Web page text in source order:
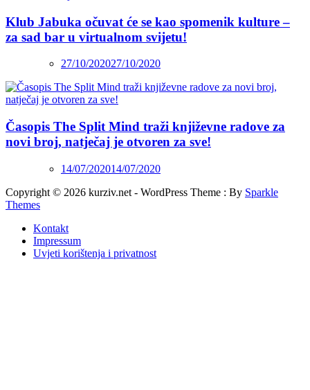
Klub Jabuka očuvat će se kao spomenik kulture –
za sad bar u virtualnom svijetu!
27/10/202027/10/2020
Časopis The Split Mind traži književne radove za
novi broj, natječaj je otvoren za sve!
14/07/202014/07/2020
Copyright © 2026 kurziv.net - WordPress Theme : By Sparkle
Themes
Kontakt
Impressum
Uvjeti korištenja i privatnost